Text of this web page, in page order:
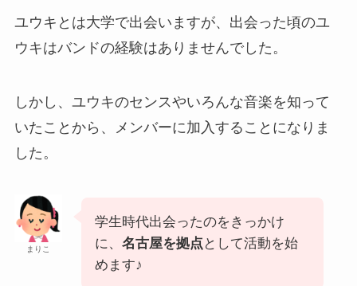
ユウキとは大学で出会いますが、出会った頃のユ
ウキはバンドの経験はありませんでした。
しかし、ユウキのセンスやいろんな音楽を知って
いたことから、メンバーに加入することになりま
した。
まりこ
学生時代出会ったのをきっかけ
に、 名古屋を拠点 として活動を始
めます♪